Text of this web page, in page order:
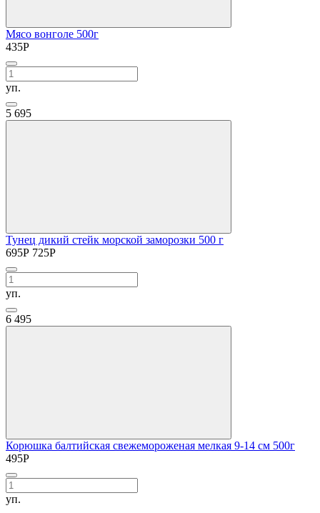
Мясо вонголе 500г
435Р
уп.
5 695
Тунец дикий стейк морской заморозки 500 г
695Р 725Р
уп.
6 495
Корюшка балтийская свежемороженая мелкая 9-14 см 500г
495Р
уп.